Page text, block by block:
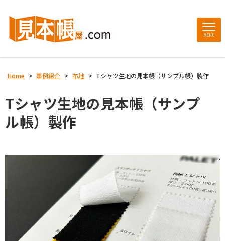
MENU
Home > 事例紹介 > 布地 > Tシャツ生地の見本帳（サンプル帳）製作
Tシャツ生地の見本帳（サンプ
ル帳）製作